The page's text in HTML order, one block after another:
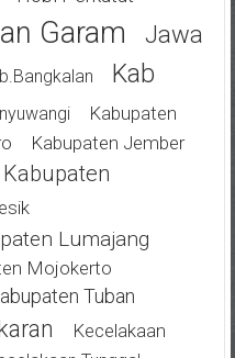
Garam
Jawa
Kab
Kabupaten
Kabupaten Jember
Kabupaten
Lumajang
Mojokerto
Tuban
Kecelakaan